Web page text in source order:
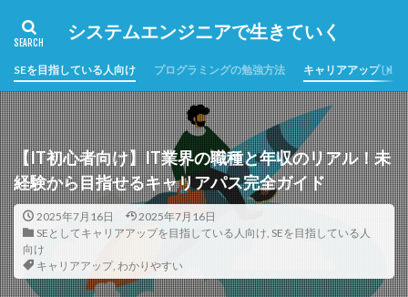
システムエンジニアで生きていく
SEを目指している人向け プログラミングの勉強方法 キャリアアップした
【IT初心者向け】IT業界の職種と年収のリアル！未
経験から目指せるキャリアパス完全ガイド
2025年7月16日
2025年7月16日
SEとしてキャリアアップを目指している人向け, SEを目指している人
向け
キャリアアップ, わかりやすい